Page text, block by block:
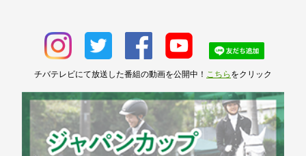
チバテレビにて放送した番組の動画を公開中！ こちら をクリック